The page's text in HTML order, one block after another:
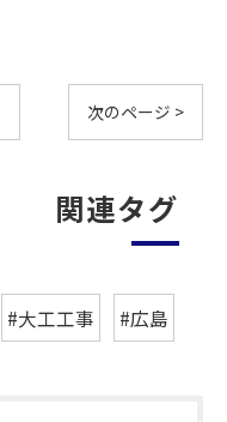
次のページ >
関連タグ
#大工工事 #広島